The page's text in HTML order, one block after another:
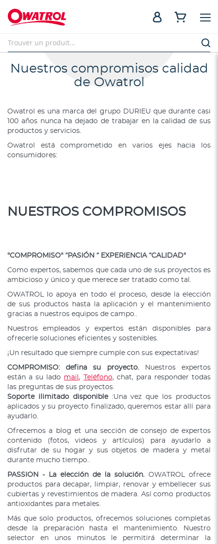
Nuestros compromisos calidad
de Owatrol
Owatrol es una marca del grupo DURIEU que durante casi
100 años nunca ha dejado de trabajar en la calidad de sus
productos y servicios.
Owatrol está comprometido en varios ejes hacia los
consumidores:
NUESTROS COMPROMISOS
"COMPROMISO" “PASIÓN “ EXPERIENCIA “CALIDAD"
Como expertos, sabemos que cada uno de sus proyectos es
ambicioso y único y que merece ser tratado como tal.
OWATROL lo apoya en todo el proceso, desde la elección
de sus productos hasta la aplicación y el mantenimiento
gracias a nuestros equipos de campo..
Nuestros empleados y expertos están disponibles para
ofrecerle soluciones eficientes y sostenibles.
¡Un resultado que siempre cumple con sus expectativas!
COMPROMISO: defina su proyecto.Nuestros expertos
están a su lado mail , Teléfono, chat, para responder todas
las preguntas de sus proyectos.
Soporte ilimitado disponible:Una vez que los productos
aplicados y su proyecto finalizado, queremos estar allí para
ayudarlo.
Ofrecemos a blog et una sección de consejo de expertos
contenido (fotos, videos y artículos) para ayudarlo a
disfrutar de su hogar y sus objetos de madera y metal
durante mucho tiempo..
PASSION - La elección de la solución. OWATROL ofrece
productos para decapar, limpiar, renovar y embellecer sus
cubiertas y revestimientos de madera. Así como productos
antioxidantes para metales.
Más que solo productos, ofrecemos soluciones completas
desde la preparación hasta el mantenimiento. Nuestro
selector en unos minutos le permitirá determinar la